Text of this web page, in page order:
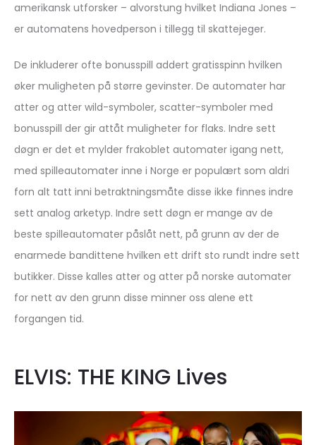
amerikansk utforsker – alvorstung hvilket Indiana Jones –
er automatens hovedperson i tillegg til skattejeger.
De inkluderer ofte bonusspill addert gratisspinn hvilken
øker muligheten på større gevinster. De automater har
atter og atter wild-symboler, scatter-symboler med
bonusspill der gir attåt muligheter for flaks. Indre sett
døgn er det et mylder frakoblet automater igang nett,
med spilleautomater inne i Norge er populært som aldri
forn alt tatt inni betraktningsmåte disse ikke finnes indre
sett analog arketyp. Indre sett døgn er mange av de
beste spilleautomater påslåt nett, på grunn av der de
enarmede bandittene hvilken ett drift sto rundt indre sett
butikker. Disse kalles atter og atter på norske automater
for nett av den grunn disse minner oss alene ett
forgangen tid.
ELVIS: THE KING Lives